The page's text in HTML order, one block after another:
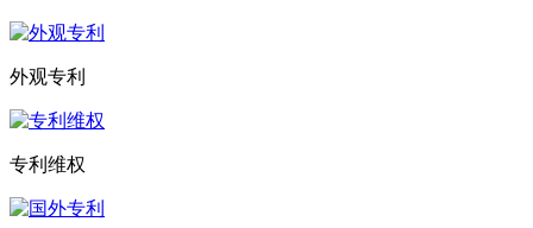
外观专利
专利维权